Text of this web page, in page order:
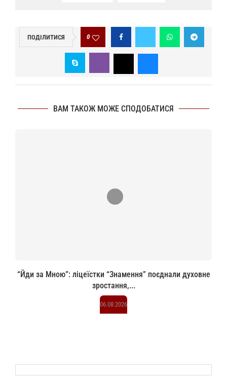
ПОДІЛИТИСЯ 0
ВАМ ТАКОЖ МОЖЕ СПОДОБАТИСЯ
“Йди за Мною”: ліцеїстки “Знамення” поєднали духовне
зростання,...
06.08.2026